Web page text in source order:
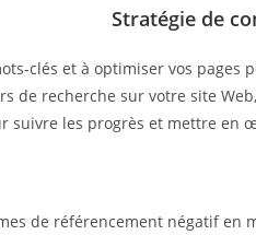
Stratégie de
clés et à optimiser vos
de recherche sur votre site
les progrès et mettre en
de référencement négatif en